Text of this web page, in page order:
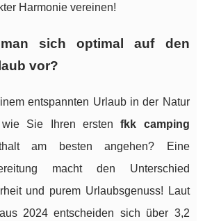
Harmonie vereinen!
sich optimal auf den
vor?
entspannten Urlaub in der Natur
wie Sie Ihren erstenfkk camping
am besten angehen? Eine
macht den Unterschied
und purem Urlaubsgenuss! Laut
2024 entscheiden sich über 3,2